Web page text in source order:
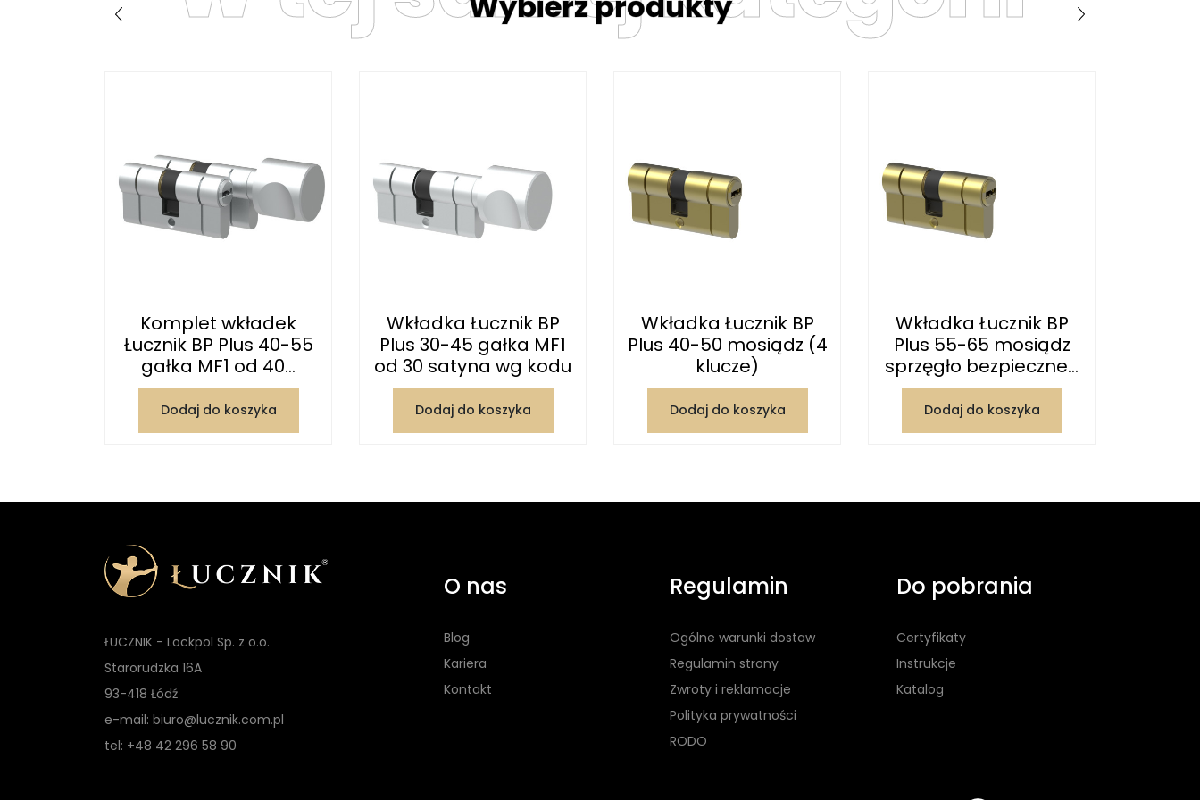
Komplet wkładek
Łucznik BP Plus 40-55
gałka MF1 od 40...
Dodaj do koszyka
Wkładka Łucznik BP
Plus 30-45 gałka MF1
od 30 satyna wg kodu
Dodaj do koszyka
Wkładka Łucznik BP
Plus 40-50 mosiądz (4
klucze)
Dodaj do koszyka
Wkładka Łucznik BP
Plus 55-65 mosiądz
sprzęgło bezpieczne...
Dodaj do koszyka
ŁUCZNIK - Lockpol Sp. z o.o.
Starorudzka 16A
93-418 Łódź
e-mail: biuro@lucznik.com.pl
tel: +48 42 296 58 90
O nas
Blog
Kariera
Kontakt
Regulamin
Ogólne warunki dostaw
Regulamin strony
Zwroty i reklamacje
Polityka prywatności
RODO
Do pobrania
Certyfikaty
Instrukcje
Katalog